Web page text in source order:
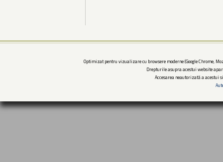
Optimizat pentru vizualizare cu browsere moderne (Google Chrome,
Drepturile asupra acestui website
Accesarea neautorizată a acestui